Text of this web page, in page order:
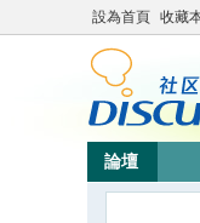
設為首頁 收藏
論壇